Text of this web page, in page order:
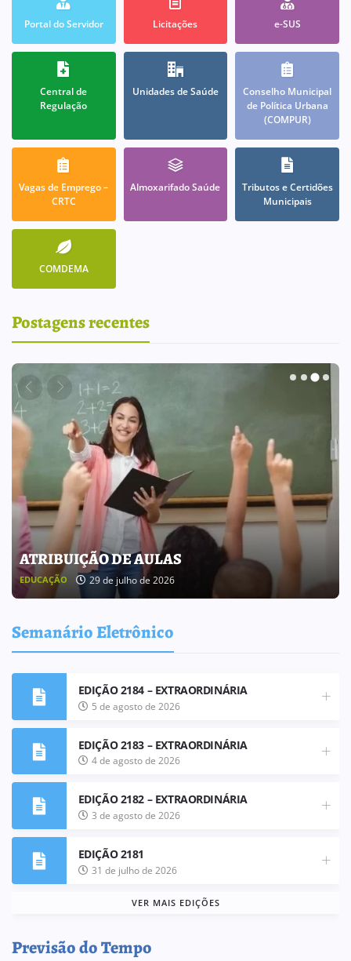
Portal do Servidor Licitações e-SUS
Central de
Regulação
Unidades de Saúde
Conselho Municipal
de Política Urbana
(COMPUR)
Vagas de Emprego –
CRTC
Almoxarifado Saúde
Tributos e Certidões
Municipais
COMDEMA
Postagens recentes
BOLETIM INFORMATIVO 238
BOLETIM INFORMATIVO 25 de julho de 2026
Semanário Eletrônico
EDIÇÃO 2184 – EXTRAORDINÁRIA
5 de agosto de 2026
EDIÇÃO 2183 – EXTRAORDINÁRIA
4 de agosto de 2026
EDIÇÃO 2182 – EXTRAORDINÁRIA
3 de agosto de 2026
EDIÇÃO 2181
31 de julho de 2026
VER MAIS EDIÇÕES
Previsão do Tempo